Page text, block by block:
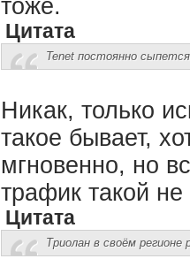
тоже.
Цитата
Tenet постоянно
Никак, только
такое бывает,
мгновенно, но
трафик такой
Цитата
Триолан в своём